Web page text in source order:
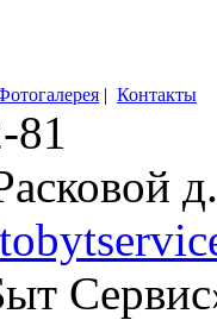
| Контакты
81